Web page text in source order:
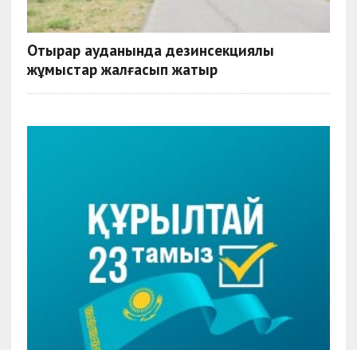
Отырар ауданында дезинсекциялық
жұмыстар жалғасып жатыр